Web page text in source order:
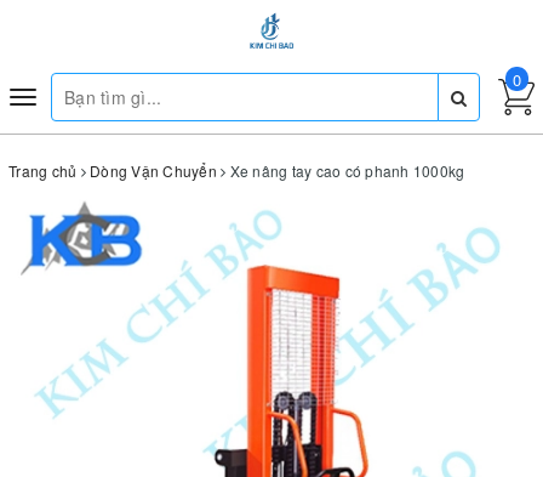
Toggle
navigation
0
Trang chủ Dòng Vận Chuyển Xe nâng tay cao có phanh 1000kg